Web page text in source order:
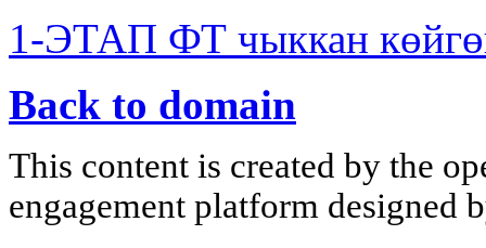
1-ЭТАП ФТ чыккан
Back to domain
This content is created by the
engagement platform designed